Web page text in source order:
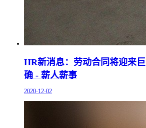
HR新消息：劳动合同将迎来
确 - 薪人薪事
2020-12-02